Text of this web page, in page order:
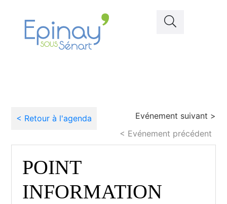
< Retour à l'agenda
Evénement suivant >
< Evénement précédent
POINT
INFORMATION